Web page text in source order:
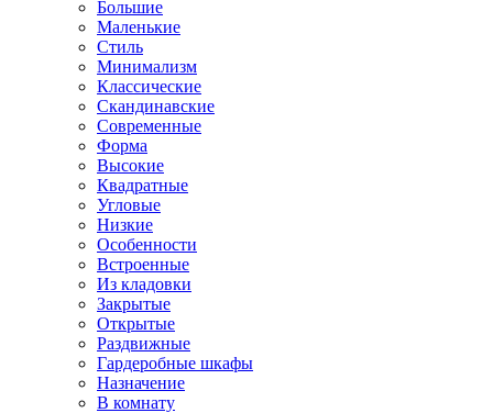
Большие
Маленькие
Стиль
Минимализм
Классические
Скандинавские
Современные
Форма
Высокие
Квадратные
Угловые
Низкие
Особенности
Встроенные
Из кладовки
Закрытые
Открытые
Раздвижные
Гардеробные шкафы
Назначение
В комнату